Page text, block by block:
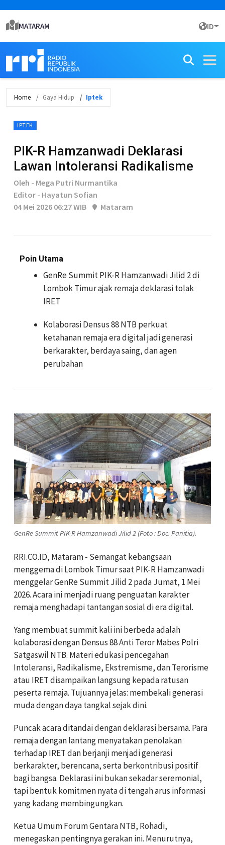
MATARAM ID
Home Gaya Hidup Iptek
IPTEK
PIK-R Hamzanwadi Deklarasi
Lawan Intoleransi Radikalisme
Oleh - Mega Putri Nurmantika
Editor - Hayatun Sofian
04 Mei 2026 06:27 WIB
Mataram
Poin Utama
GenRe Summit PIK-R Hamzanwadi Jilid 2 di
Lombok Timur ajak remaja deklarasi tolak
IRET
Kolaborasi Densus 88 NTB perkuat
ketahanan remaja era digital jadi generasi
berkarakter, berdaya saing, dan agen
perubahan
GenRe Summit PIK-R Hamzanwadi Jilid 2 (Foto : Doc. Panitia).
RRI.CO.ID, Mataram - Semangat kebangsaan
menggema di Lombok Timur saat PIK-R Hamzanwadi
menggelar GenRe Summit Jilid 2 pada Jumat, 1 Mei
2026. Acara ini menjadi ruang penguatan karakter
remaja menghadapi tantangan sosial di era digital.
Yang membuat summit kali ini berbeda adalah
kolaborasi dengan Densus 88 Anti Teror Mabes Polri
Satgaswil NTB. Materi edukasi pencegahan
Intoleransi, Radikalisme, Ekstremisme, dan Terorisme
atau IRET disampaikan langsung kepada ratusan
peserta remaja. Tujuannya jelas: membekali generasi
muda dengan daya tangkal sejak dini.
Puncak acara ditandai dengan deklarasi bersama. Para
remaja dengan lantang menyatakan penolakan
terhadap IRET dan berjanji menjadi generasi
berkarakter, berencana, serta berkontribusi positif
bagi bangsa. Deklarasi ini bukan sekadar seremonial,
tapi bentuk komitmen nyata di tengah arus informasi
yang kadang membingungkan.
Ketua Umum Forum Gentara NTB, Rohadi,
menegaskan pentingnya gerakan ini. Menurutnya,